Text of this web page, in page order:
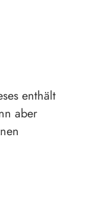
enthält
aber